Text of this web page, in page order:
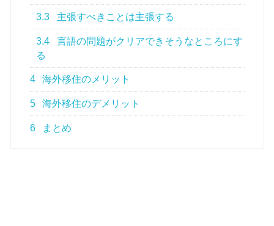
3.3 主張すべきことは主張する
3.4
言語の問題がクリアできそうなところにす
る
4 海外移住のメリット
5 海外移住のデメリット
6 まとめ